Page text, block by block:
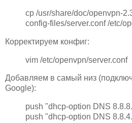
cp /usr/share/doc/openvpn-
config-files/server.conf /etc/
Корректируем конфиг:
vim /etc/openvpn/server.conf
Добавляем в самый низ
Google):
push "dhcp-option DNS
push "dhcp-option DNS